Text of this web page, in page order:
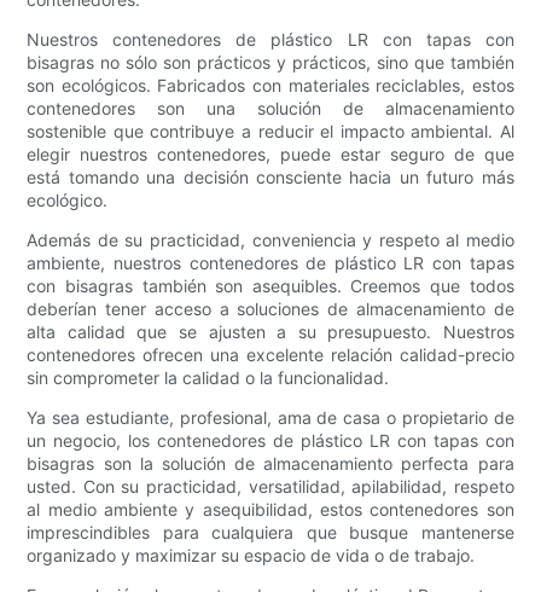
Nuestros contenedores de plástico LR con tapas con
bisagras no sólo son prácticos y prácticos, sino que también
son ecológicos. Fabricados con materiales reciclables, estos
contenedores son una solución de almacenamiento
sostenible que contribuye a reducir el impacto ambiental. Al
elegir nuestros contenedores, puede estar seguro de que
está tomando una decisión consciente hacia un futuro más
ecológico.
Además de su practicidad, conveniencia y respeto al medio
ambiente, nuestros contenedores de plástico LR con tapas
con bisagras también son asequibles. Creemos que todos
deberían tener acceso a soluciones de almacenamiento de
alta calidad que se ajusten a su presupuesto. Nuestros
contenedores ofrecen una excelente relación calidad-precio
sin comprometer la calidad o la funcionalidad.
Ya sea estudiante, profesional, ama de casa o propietario de
un negocio, los contenedores de plástico LR con tapas con
bisagras son la solución de almacenamiento perfecta para
usted. Con su practicidad, versatilidad, apilabilidad, respeto
al medio ambiente y asequibilidad, estos contenedores son
imprescindibles para cualquiera que busque mantenerse
organizado y maximizar su espacio de vida o de trabajo.